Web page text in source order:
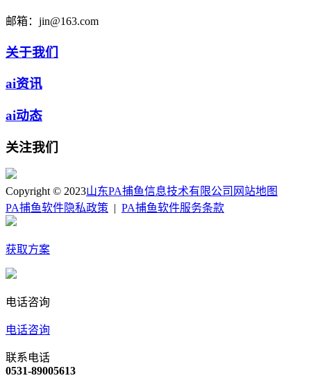
邮箱： jin@163.com
关于我们
ai资讯
ai动态
关注我们
Copyright © 2023山东PA捕鱼信息技术有限公司 网站地图
PA捕鱼软件隐私政策
PA捕鱼软件服务条款
获取方案
电话咨询
电话咨询
联系电话
0531-89005613